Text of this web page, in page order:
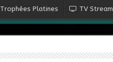
Trophées Platines TV Stream